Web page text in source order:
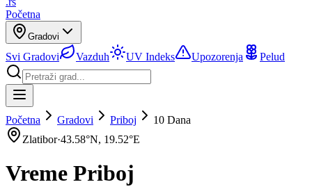
Početna
Gradovi
Svi Gradovi Vazduh UV Indeks Upozorenja Pelud
Početna Gradovi Priboj
10 Dana
Zlatibor·43.58°N, 19.52°E
Vreme Priboj